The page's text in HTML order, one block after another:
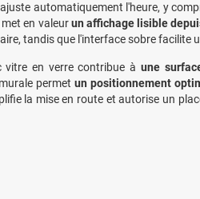
automatiquement l'heure, y
en valeurun affichage lisible
tandis que l'interface sobre facilite
vitre en verre contribue à une
permet un positionnement
la mise en route et autorise un